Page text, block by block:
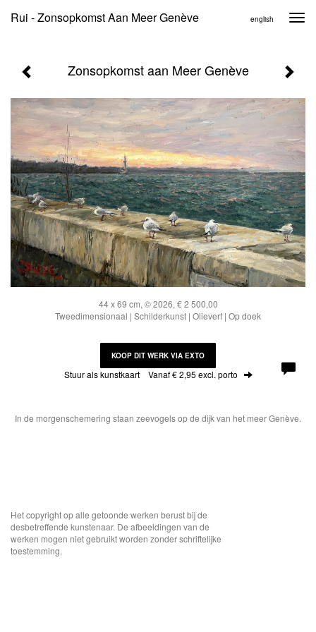
Rui - Zonsopkomst Aan Meer Genève english
Zonsopkomst aan Meer Genève
44 x 69 cm, © 2026, € 2 500,00
Tweedimensionaal | Schilderkunst | Olieverf | Op doek
KOOP DIT WERK VIA EXTO
Stuur als kunstkaart Vanaf € 2,95 excl. porto
In de morgenschemering staan zeevogels op de dijk van het meer Genève.
Het copyright op alle getoonde werken berust bij de
desbetreffende kunstenaar. De afbeeldingen van de
werken mogen niet gebruikt worden zonder schriftelijke
toestemming.